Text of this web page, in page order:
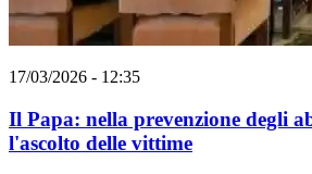
17/03/2026 - 12:35
Il Papa: nella prevenzione degli
l'ascolto delle vittime